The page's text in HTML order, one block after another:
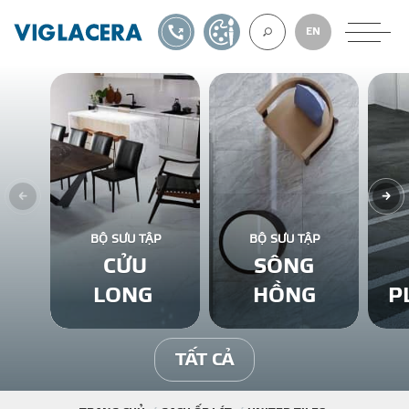
VỀ CHÚNG
GẠCH ỐP LÁT
BÊ TÔNG KHÍ
NGÓI LỢP
EN
1900561582TỰ THIẾT KẾ
BỘ SƯU TẬP
CỬU
LONG
BỘ SƯU TẬP
SÔNG
HỒNG
TẤT CẢ